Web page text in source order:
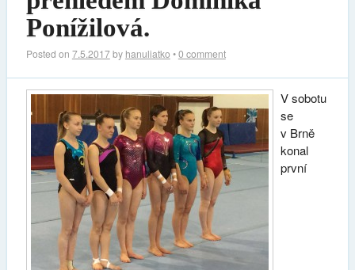
Ponížilová.
Posted on 7.5.2017by hanuliatko •0 comment
V sobotu
se
v Brně
konal
první